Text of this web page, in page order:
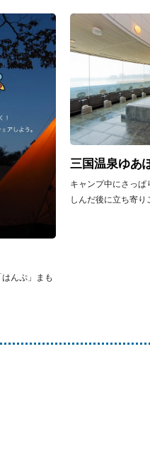
んぷ」まも
三国温泉ゆあ
キャンプ中にさっ
しんだ後に立ち寄